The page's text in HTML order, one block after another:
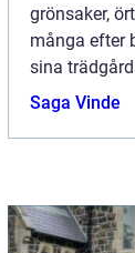
grönsaker,
många efter
sina
erbjuder just
Saga Vinde